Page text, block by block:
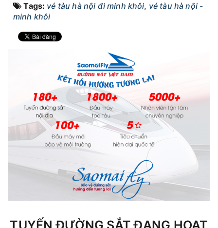
Tags: vé tàu hà nội đi minh khôi, vé tàu hà nội -
minh khôi
TUYẾN ĐƯỜNG SẮT ĐANG HOẠT